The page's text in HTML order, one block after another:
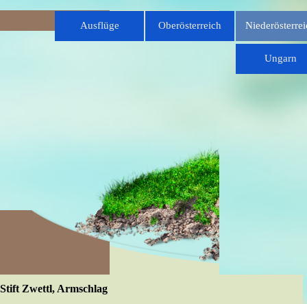
Ausflüge Oberösterreich ▼
Ungarn
Stift Zwettl, Armschlag